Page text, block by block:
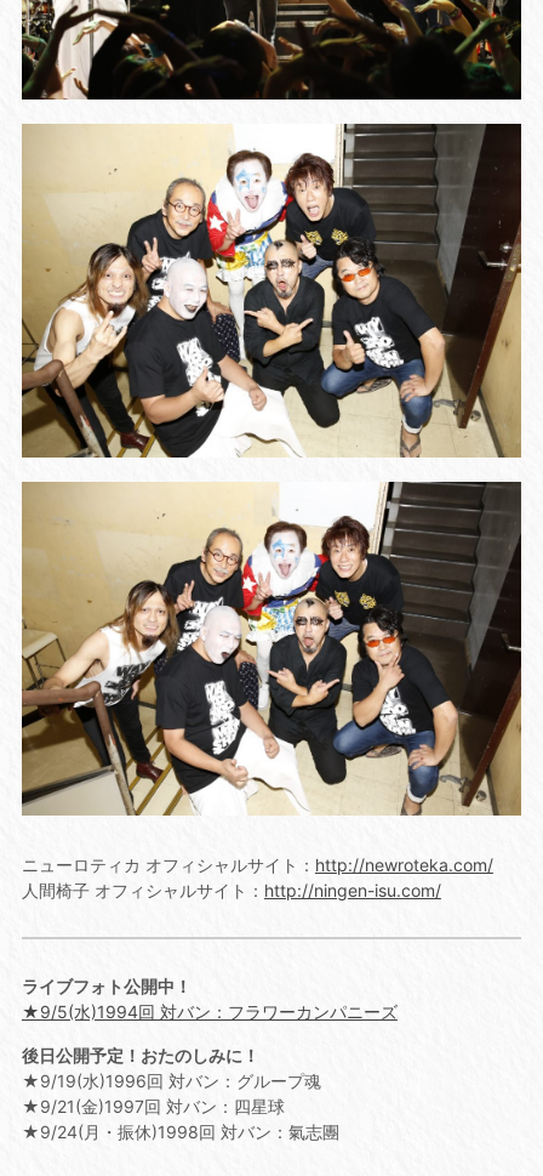
ニューロティカ オフィシャルサイト： http://newroteka.com/
人間椅子 オフィシャルサイト： http://ningen-isu.com/
ライブフォト公開中！
★9/5(水)1994回 対バン：フラワーカンパニーズ
後日公開予定！おたのしみに！
★9/19(水)1996回 対バン：グループ魂
★9/21(金)1997回 対バン：四星球
★9/24(月・振休)1998回 対バン：氣志團